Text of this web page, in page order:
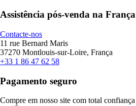
Assistência pós-venda na França
Contacte-nos
11 rue Bernard Maris
37270 Montlouis-sur-Loire, França
+33 1 86 47 62 58
Pagamento seguro
Compre em nosso site com total confiança